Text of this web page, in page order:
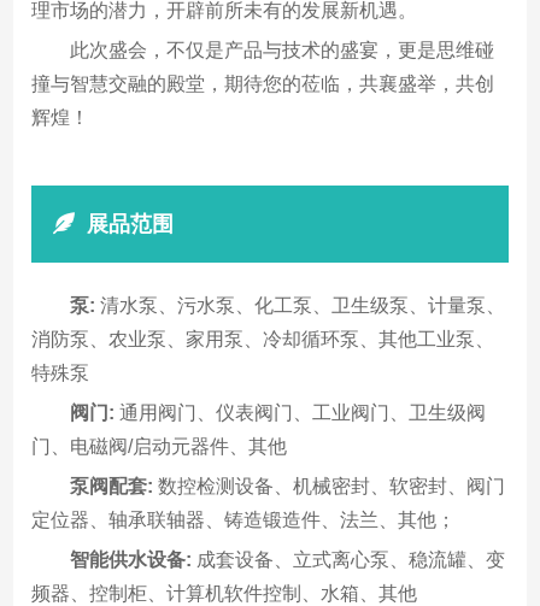
理市场的潜力，开辟前所未有的发展新机遇。
此次盛会，不仅是产品与技术的盛宴，更是思维碰
撞与智慧交融的殿堂，期待您的莅临，共襄盛举，共创
辉煌！
展品范围
泵: 清水泵、污水泵、化工泵、卫生级泵、计量泵、
消防泵、农业泵、家用泵、冷却循环泵、其他工业泵、
特殊泵
阀门: 通用阀门、仪表阀门、工业阀门、卫生级阀
门、电磁阀/启动元器件、其他
泵阀配套: 数控检测设备、机械密封、软密封、阀门
定位器、轴承联轴器、铸造锻造件、法兰、其他；
智能供水设备: 成套设备、立式离心泵、稳流罐、变
频器、控制柜、计算机软件控制、水箱、其他